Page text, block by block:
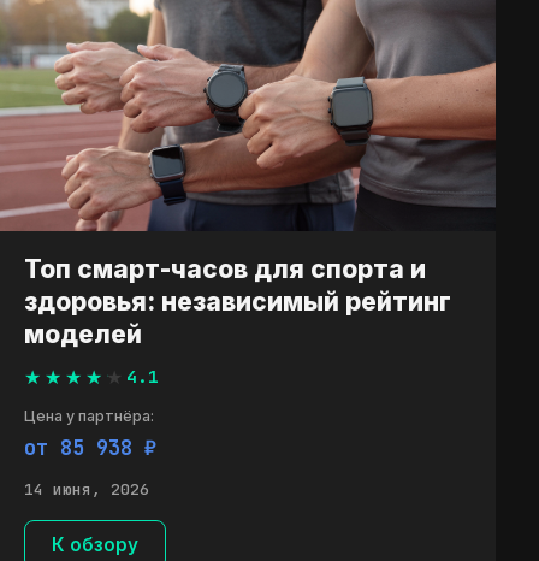
Топ смарт-часов для спорта и
здоровья: независимый рейтинг
моделей
4.1
Цена у партнёра:
от 85 938 ₽
14 июня, 2026
К обзору